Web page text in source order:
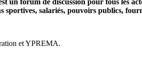
forum de discussion pour tous les
salariés, pouvoirs publics,
et YPREMA.